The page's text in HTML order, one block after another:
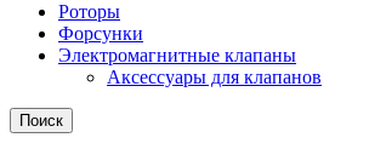
Роторы
Форсунки
Электромагнитные клапаны
Аксессуары для клапанов
Поиск